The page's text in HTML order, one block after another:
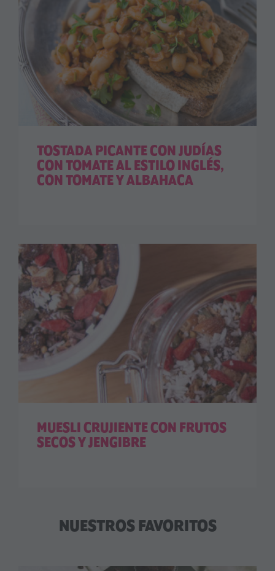
TOSTADA PICANTE CON JUDÍAS
CON TOMATE AL ESTILO INGLÉS,
CON TOMATE Y ALBAHACA
MUESLI CRUJIENTE CON FRUTOS
SECOS Y JENGIBRE
NUESTROS FAVORITOS